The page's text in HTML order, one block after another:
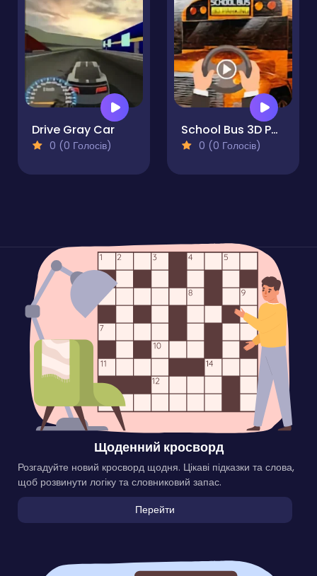
Drive Gray Car
0 (0 Голосів)
School Bus 3D Parking
0 (0 Голосів)
Щоденний кросворд
Розгадуйте новий кросворд щодня. Цікаві підказки та слова,
щоб розвинути логіку та словниковий запас.
Перейти